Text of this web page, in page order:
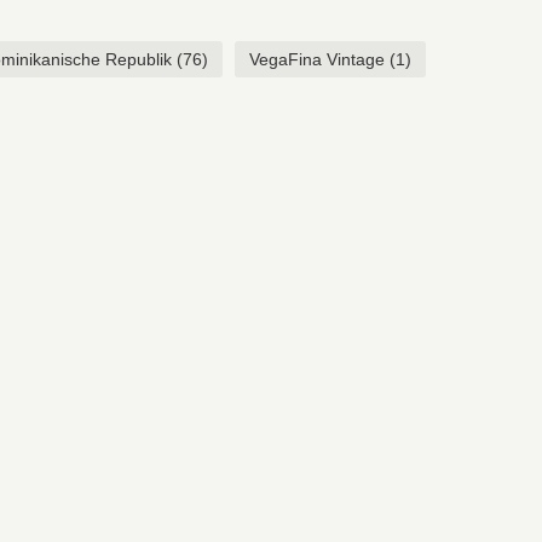
Republik (76) VegaFina Vintage (1)